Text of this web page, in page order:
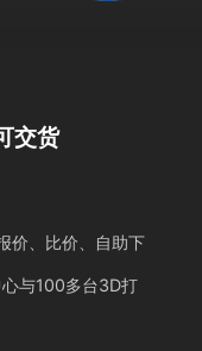
交货
价、比价、自助下
与100多台3D打